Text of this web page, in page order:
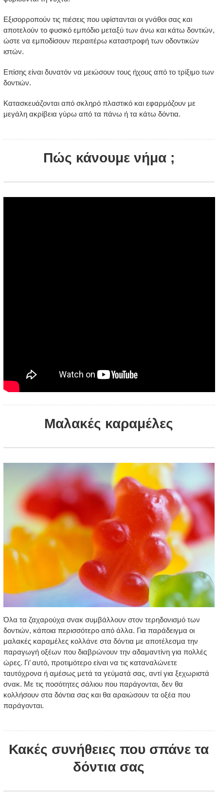
Εξισορροπούν τις πιέσεις που υφίστανται οι γνάθοι σας και
αποτελούν το φυσικό εμπόδιο μεταξύ των άνω και κάτω δοντιών,
ώστε να εμποδίσουν περαιτέρω καταστροφή των οδοντικών
ιστών.
Επίσης είναι δυνατόν να μειώσουν τους ήχους από το τρίξιμο των
δοντιών.
Κατασκευάζονται από σκληρό πλαστικό και εφαρμόζουν με
μεγάλη ακρίβεια γύρω από τα πάνω ή τα κάτω δόντια.
Πώς κάνουμε νήμα ;
Μαλακές καραμέλες
Όλα τα ζαχαρούχα σνακ συμβάλλουν στον τερηδονισμό των
δοντιών, κάποια περισσότερο από άλλα. Για παράδειγμα οι
μαλακές καραμέλες κολλάνε στα δόντια με αποτέλεσμα την
παραγωγή οξέων που διαβρώνουν την αδαμαντίνη για πολλές
ώρες. Γι’ αυτό, προτιμότερο είναι να τις καταναλώνετε
ταυτόχρονα ή αμέσως μετά τα γεύματά σας, αντί για ξεχωριστά
σνακ. Με τις ποσότητες σάλιου που παράγονται, δεν θα
κολλήσουν στα δόντια σας και θα αραιώσουν τα οξέα που
παράγονται.
Κακές συνήθειες που σπάνε τα
δόντια σας